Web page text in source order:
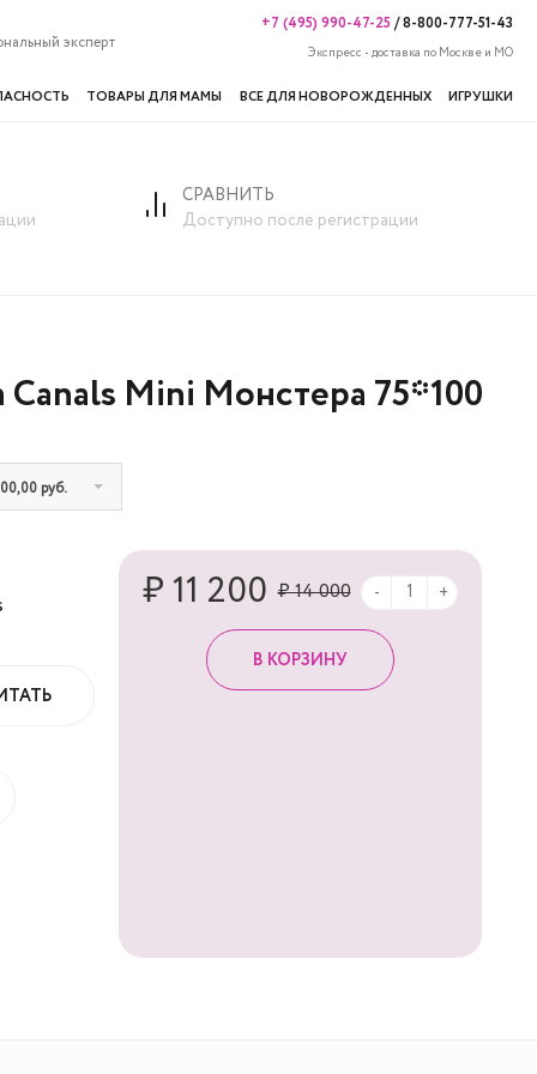
эксперт
+7 (495) 990-47-25/8-800-777-51-43
Экспресс - доставка по Москве и МО
ТОВАРЫ ДЛЯ МАМЫ ВСЕ ДЛЯ НОВОРОЖДЕННЫХ ИГРУШКИ
СРАВНИТЬ
Доступно после регистрации
Mini Монстера 75*100
руб.
₽ 11 200 ₽ 14 000 - +